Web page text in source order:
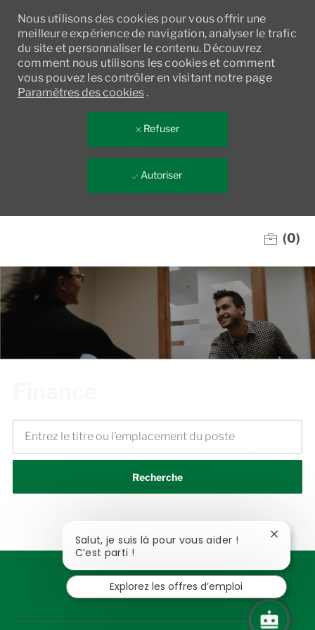
Nous utilisons des cookies pour vous offrir une
meilleure expérience de navigation, analyser le trafic
du site et personnaliser le contenu. Découvrez
comment nous utilisons les cookies et comment
vous pouvez les contrôler en visitant notre page
Paramètres des cookies.
Refuser
Autoriser
(0)
Recherche
Salut, je suis là pour vous aider !
C’est parti !
Fermer
du
chatbot
Explorez les offres d’emploi